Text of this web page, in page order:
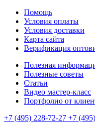
Помощь
Условия оплаты
Условия доставки
Карта сайта
Верификация
Полезная
Полезные советы
Статьи
Видео мастер-класс
Портфолио от
+7 (495) 228-72-27 +7